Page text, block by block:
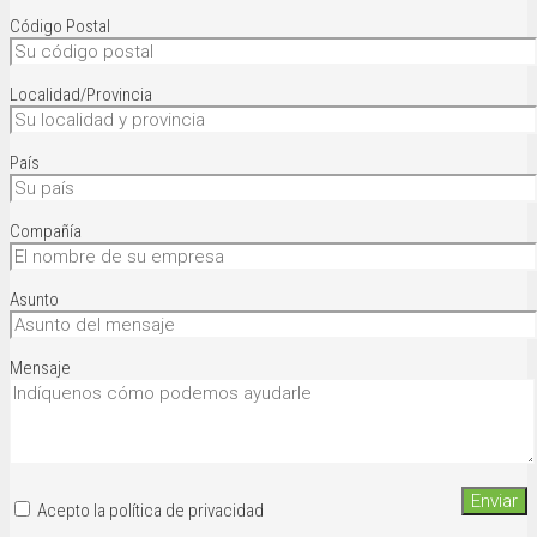
Código Postal
Localidad/Provincia
País
Compañía
Asunto
Mensaje
Acepto la política de privacidad